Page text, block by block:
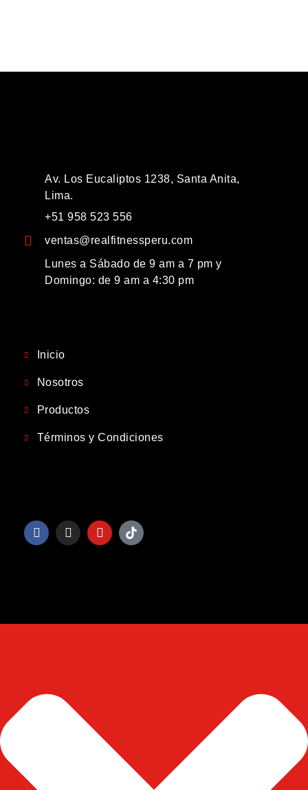
Av. Los Eucaliptos 1238, Santa Anita,
Lima.
+51 958 523 556
ventas@realfitnessperu.com
Lunes a Sábado de 9 am a 7 pm y
Domingo: de 9 am a 4:30 pm
Inicio
Nosotros
Productos
Términos y Condiciones